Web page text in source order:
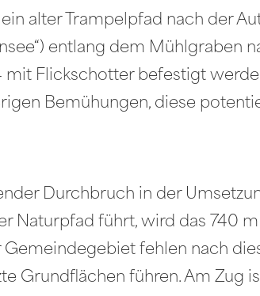
alter Trampelpfad nach der
entlang dem Mühlgraben
Flickschotter befestigt
Bemühungen, diese
Durchbruch in der
Naturpfad führt, wird das 740
fehlen nach
Grundflächen führen. Am Zug